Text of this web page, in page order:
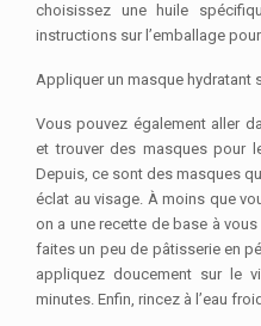
choisissez une huile
instructions sur l’emballage
Appliquer un masque hydratant
Vous pouvez également aller
et trouver des masques pour
Depuis, ce sont des masques
éclat au visage. À moins que
on a une recette de base à
faites un peu de pâtisserie en
appliquez doucement sur le
minutes. Enfin, rincez à l’eau